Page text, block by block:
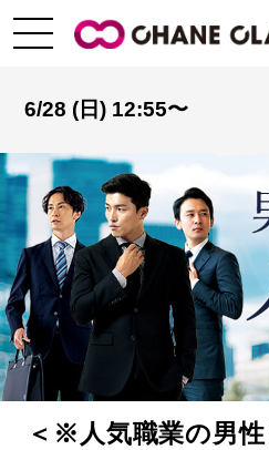
6/28 (日) 12:55〜
＜※人気職業の男